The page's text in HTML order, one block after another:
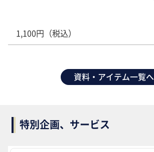
1,100円（税込）
資料・アイテム一覧へ
特別企画、サービス